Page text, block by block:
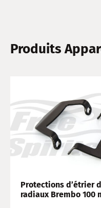
Produits
Protections d’étrier
radiaux Brembo 100